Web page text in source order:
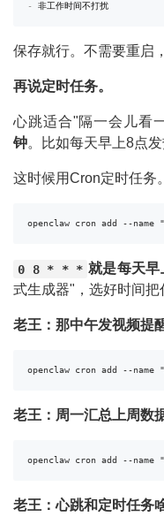
- 非工作时间不打扰
保存就行。不需要重启
再说定时任务。
心跳适合"隔一会儿看
钟。比如每天早上8点发
这时候用Cron定时任务。
openclaw cron add --name "
0 8 * * * 就是每天早
式生成器"，选好时间把
老王：那中午发视频提
openclaw cron add --name "
老王：周一汇总上周数
openclaw cron add --name "
老王：心跳和定时任务